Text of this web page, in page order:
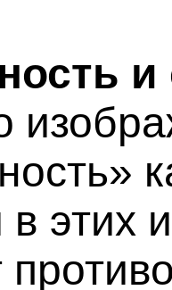
в этих